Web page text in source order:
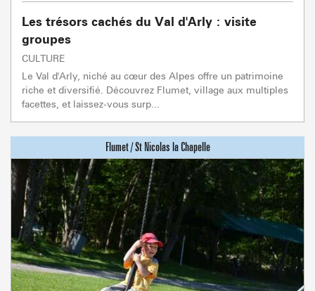
Les trésors cachés du Val d'Arly : visite
groupes
CULTURE
Le Val d'Arly, niché au cœur des Alpes offre un patrimoine
riche et diversifié. Découvrez Flumet, village aux multiples
facettes, et laissez-vous surp...